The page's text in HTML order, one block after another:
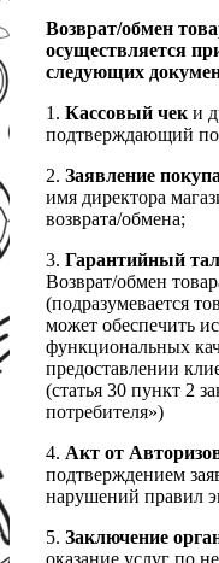
Возврат/обмен
осуществляется
следующих
1. Кассовый чеки
подтверждающий
2. Заявление
имя директора
возврата/обмена;
3. Гарантийный
Возврат/обмен
(подразумевается
может обеспечить
функциональных
предоставлении
(статья 30 пункт 2
потребителя»)
4. Акт от
подтверждением
нарушений правил
5. Заключение